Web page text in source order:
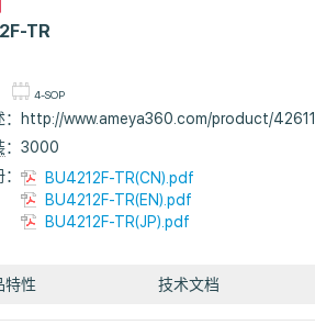
TR
4-SOP
http://www.ameya360.com/product/
：3000
BU4212F-TR(CN).pdf
BU4212F-TR(EN).pdf
BU4212F-TR(JP).pdf
特性 技术文档